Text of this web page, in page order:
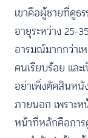
เขาคือผู้ชายที่ดูธ
อายุระหว่าง 25-
อารมณ์มากกว่าเ
คนเรียบร้อย แล
อย่าเพิ่งตัดสินห
ภายนอก เพราะห
หน้าที่หลักคือการ